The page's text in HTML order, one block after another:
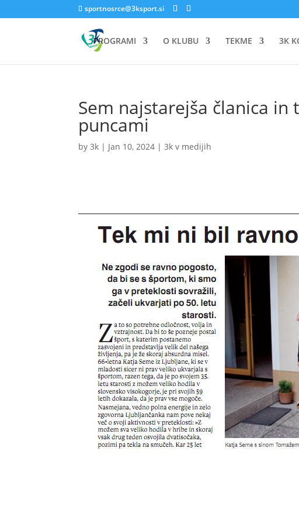
sportnosrce@3ksport.si
PROGRAMI O KLUBU TEKME 3K
Sem najstarejša članica
puncami
by3k | Jan 10, 2024 |3k v medijih